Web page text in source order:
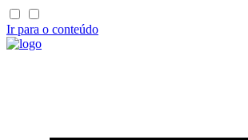
Ir para o conteúdo